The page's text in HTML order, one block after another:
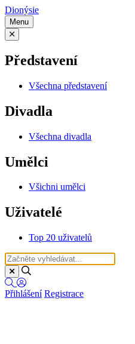
Dionýsie
Menu
Představení
Všechna představení
Divadla
Všechna divadla
Umělci
Všichni umělci
Uživatelé
Top 20 uživatelů
Přihlášení Registrace